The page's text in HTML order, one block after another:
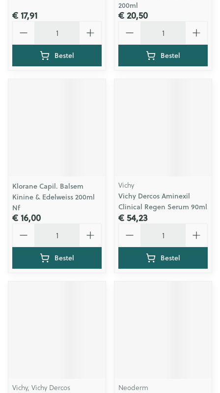
€ 17,91
Bestel
200ml
€ 20,50
Bestel
Klorane Capil. Balsem
Kinine & Edelweiss 200ml
Nf
€ 16,00
Bestel
Vichy
Vichy Dercos Aminexil
Clinical Regen Serum 90ml
€ 54,23
Bestel
Vichy, Vichy Dercos Neoderm